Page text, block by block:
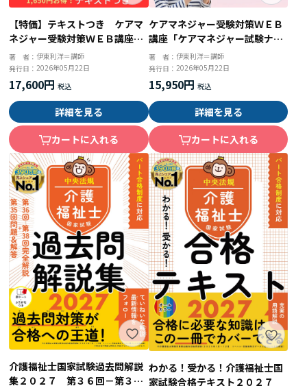
【特価】テキストつき ケアマ
ネジャー受験対策ＷＥＢ講座
「ケアマネジャー試験ナビ２０
２６」全セット
著 者：伊東利洋＝講師
発行日：2026年05月22日
17,600円
詳細を見る
カートに入れる
ケアマネジャー受験対策ＷＥＢ
講座「ケアマネジャー試験ナビ
２０２６」全セット
著 者： 伊東利洋＝講師
発行日： 2026年05月22日
15,950円
詳細を見る
カートに入れる
介護福祉士国家試験過去問解説
集２０２７ 第３６回－第３８
わかる！受かる！介護福祉士国
家試験合格テキスト２０２７